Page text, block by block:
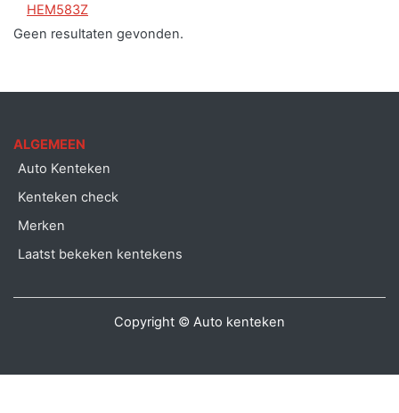
HEM583Z
Geen resultaten gevonden.
ALGEMEEN
Auto Kenteken
Kenteken check
Merken
Laatst bekeken kentekens
Copyright © Auto kenteken